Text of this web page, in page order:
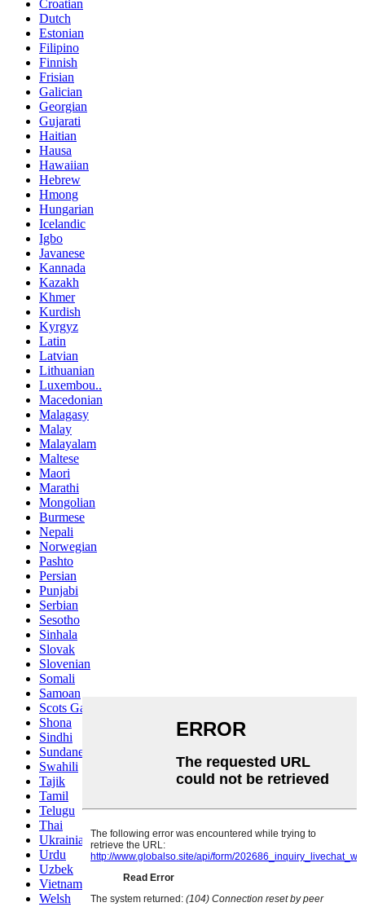
Croatian
Dutch
Estonian
Filipino
Finnish
Frisian
Galician
Georgian
Gujarati
Haitian
Hausa
Hawaiian
Hebrew
Hmong
Hungarian
Icelandic
Igbo
Javanese
Kannada
Kazakh
Khmer
Kurdish
Kyrgyz
Latin
Latvian
Lithuanian
Luxembou..
Macedonian
Malagasy
Malay
Malayalam
Maltese
Maori
Marathi
Mongolian
Burmese
Nepali
Norwegian
Pashto
Persian
Punjabi
Serbian
Sesotho
Sinhala
Slovak
Slovenian
Somali
Samoan
Scots Gaelic
Shona
Sindhi
Sundanese
Swahili
Tajik
Tamil
Telugu
Thai
Ukrainian
Urdu
Uzbek
Vietnamese
Welsh